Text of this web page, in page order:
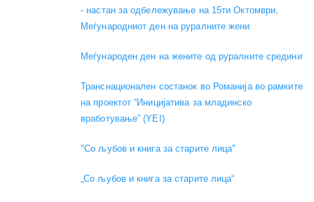
- настан за одбележување на 15ти Октомври,
Меѓународниот ден на руралните жени
Меѓународен ден на жените од руралните средини
Транснационален состанок во Романија во рамките
на проектот “Иницијатива за младинско
вработување” (YEI)
"Со љубов и книга за старите лица"
„Со љубов и книга за старите лица“